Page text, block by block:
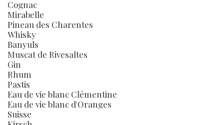
Cognac
Mirabelle
Pineau des Charentes
Whisky
Banyuls
Muscat de Rivesaltes
Gin
Rhum
Pastis
Eau de vie blanc Clémentine
Eau de vie blanc d'Oranges
Suisse